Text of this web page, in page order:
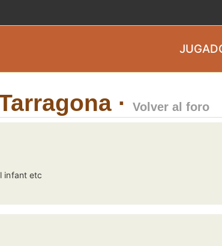
·Volver al foro
infant etc